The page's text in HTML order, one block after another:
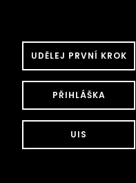
UDĚLEJ PRVNÍ KROK
PŘIHLÁŠKA
UIS